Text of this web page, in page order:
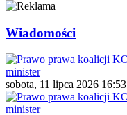
Wiadomości
sobota, 11 lipca 2026 16:53